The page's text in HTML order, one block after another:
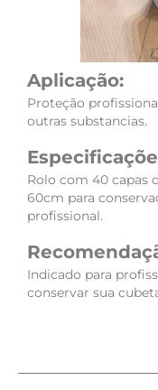
Aplicação:
Proteção
outras substancias.
Rolo com 40 capas
60cm para
profissional.
Indicado para
conservar sua